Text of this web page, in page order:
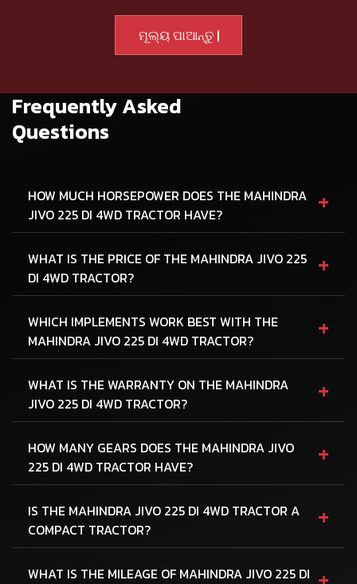
Frequently Asked
Questions
HOW MUCH HORSEPOWER DOES THE MAHINDRA
JIVO 225 DI 4WD TRACTOR HAVE?
+
WHAT IS THE PRICE OF THE MAHINDRA JIVO 225
DI 4WD TRACTOR?
+
WHICH IMPLEMENTS WORK BEST WITH THE
MAHINDRA JIVO 225 DI 4WD TRACTOR?
+
WHAT IS THE WARRANTY ON THE MAHINDRA
JIVO 225 DI 4WD TRACTOR?
+
HOW MANY GEARS DOES THE MAHINDRA JIVO
225 DI 4WD TRACTOR HAVE?
+
IS THE MAHINDRA JIVO 225 DI 4WD TRACTOR A
COMPACT TRACTOR?
+
WHAT IS THE MILEAGE OF MAHINDRA JIVO 225 DI